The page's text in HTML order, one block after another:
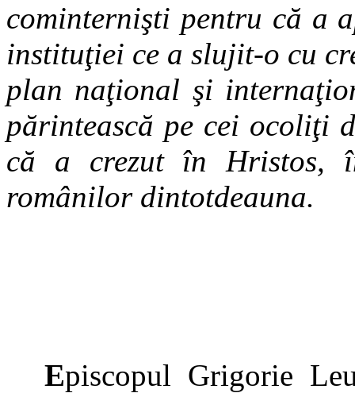
cominternişti pentru că a
instituţiei ce a slujit-o cu
plan naţional şi
părintească pe cei ocoliţi
că a crezut în Hristos,
românilor dintotdeauna.
Episcopul Grigorie